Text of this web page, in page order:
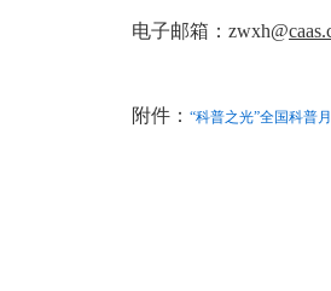
电子邮箱：zwxh@
附件： “科普之光”全国科普